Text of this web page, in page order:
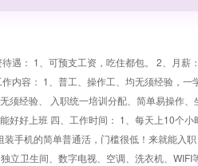
遇： 1、可预支工资，吃住都包。 2、月
内容： 1、普工、操作工、均无须经验，
须经验、 入职统一培训分配、简单易操作
好好上班 四、工作时间： 1、每天上10个
装手机的简单普通活，门槛很低！来就能入
立卫生间、数字电视、空调、洗衣机、